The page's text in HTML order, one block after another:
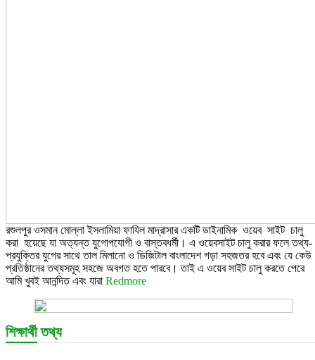
রশুলপুর ওসমান মোল্লা ইসলামিয়া ফাযিল মাদ্রাসার একটি ডাইনামিক ওয়েব সাইট চালু
করা হয়েছে যা অত্যন্ত যুগোপযোগী ও বাস্তবধর্মী। এ ওয়েবসাইট চালু করার ফলে তথ্য-
প্রযুক্তির যুগের সাথে তাল মিলানো ও ডিজিটাল বাংলাদেশ গড়া সহজতর হবে এবং যে কেউ
প্রতিষ্ঠানের তথ্যসমূহ সহজে অবগত হতে পারবে। তাই এ ওয়েব সাইট চালু করতে পেরে
আমি খুবই আনন্দিত এবং যারা Redmore
শিক্ষার্থী তথ্য